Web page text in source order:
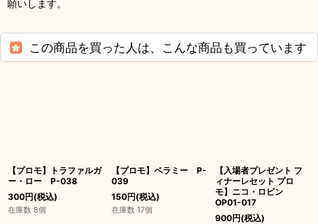
願いします。
この商品を買った人は、こんな商品も買っています
【プロモ】トラファルガ
ー・ロー P-038
300円(税込)
在庫数 8個
【プロモ】ベラミー P-
039
150円(税込)
在庫数 17個
【入場者プレゼント フ
ィナーレセット プロ
モ】ニコ・ロビン
OP01-017
900円(税込)